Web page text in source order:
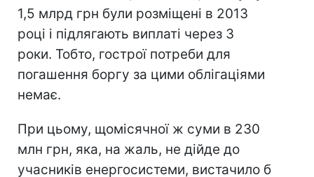
1,5 млрд грн були розміщені в 2013
році і підлягають виплаті через 3
роки. Тобто, гострої потреби для
погашення боргу за цими облігаціями
немає.
При цьому, щомісячної ж суми в 230
млн грн, яка, на жаль, не дійде до
учасників енергосистеми, вистачило б